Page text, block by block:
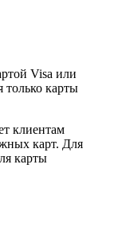
Visa или
только карты
клиентам
карт. Для
карты